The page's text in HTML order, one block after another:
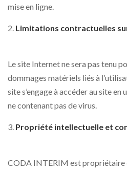
mise en ligne.
Limitations contractuelles
Le site Internet ne sera pas tenu
dommages matériels liés à
site s’engage à accéder au site
ne contenant pas de virus.
Propriété intellectuelle et
CODA INTERIM est propriétaire